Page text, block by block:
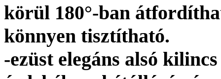
körül 180°-ban
könnyen tisztítható.
-ezüst elegáns alsó